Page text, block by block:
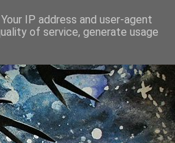
IP address and user-agent
of service, generate usage